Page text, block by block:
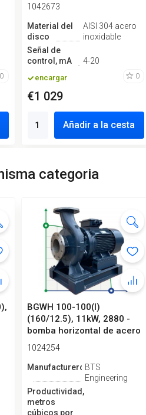
0
1042673
Material del
disco
AISI 304 acero
inoxidable
Señal de
control, mA
4-20
encargar 0
€1 029
Añadir a la cesta
categoria
BGWH 100-100(I)
(160/12.5), 11kW, 2880 -
bomba horizontal de acero
inoxidable
1024254
Manufacturero BTS
Engineering
Productividad,
metros
cúbicos por